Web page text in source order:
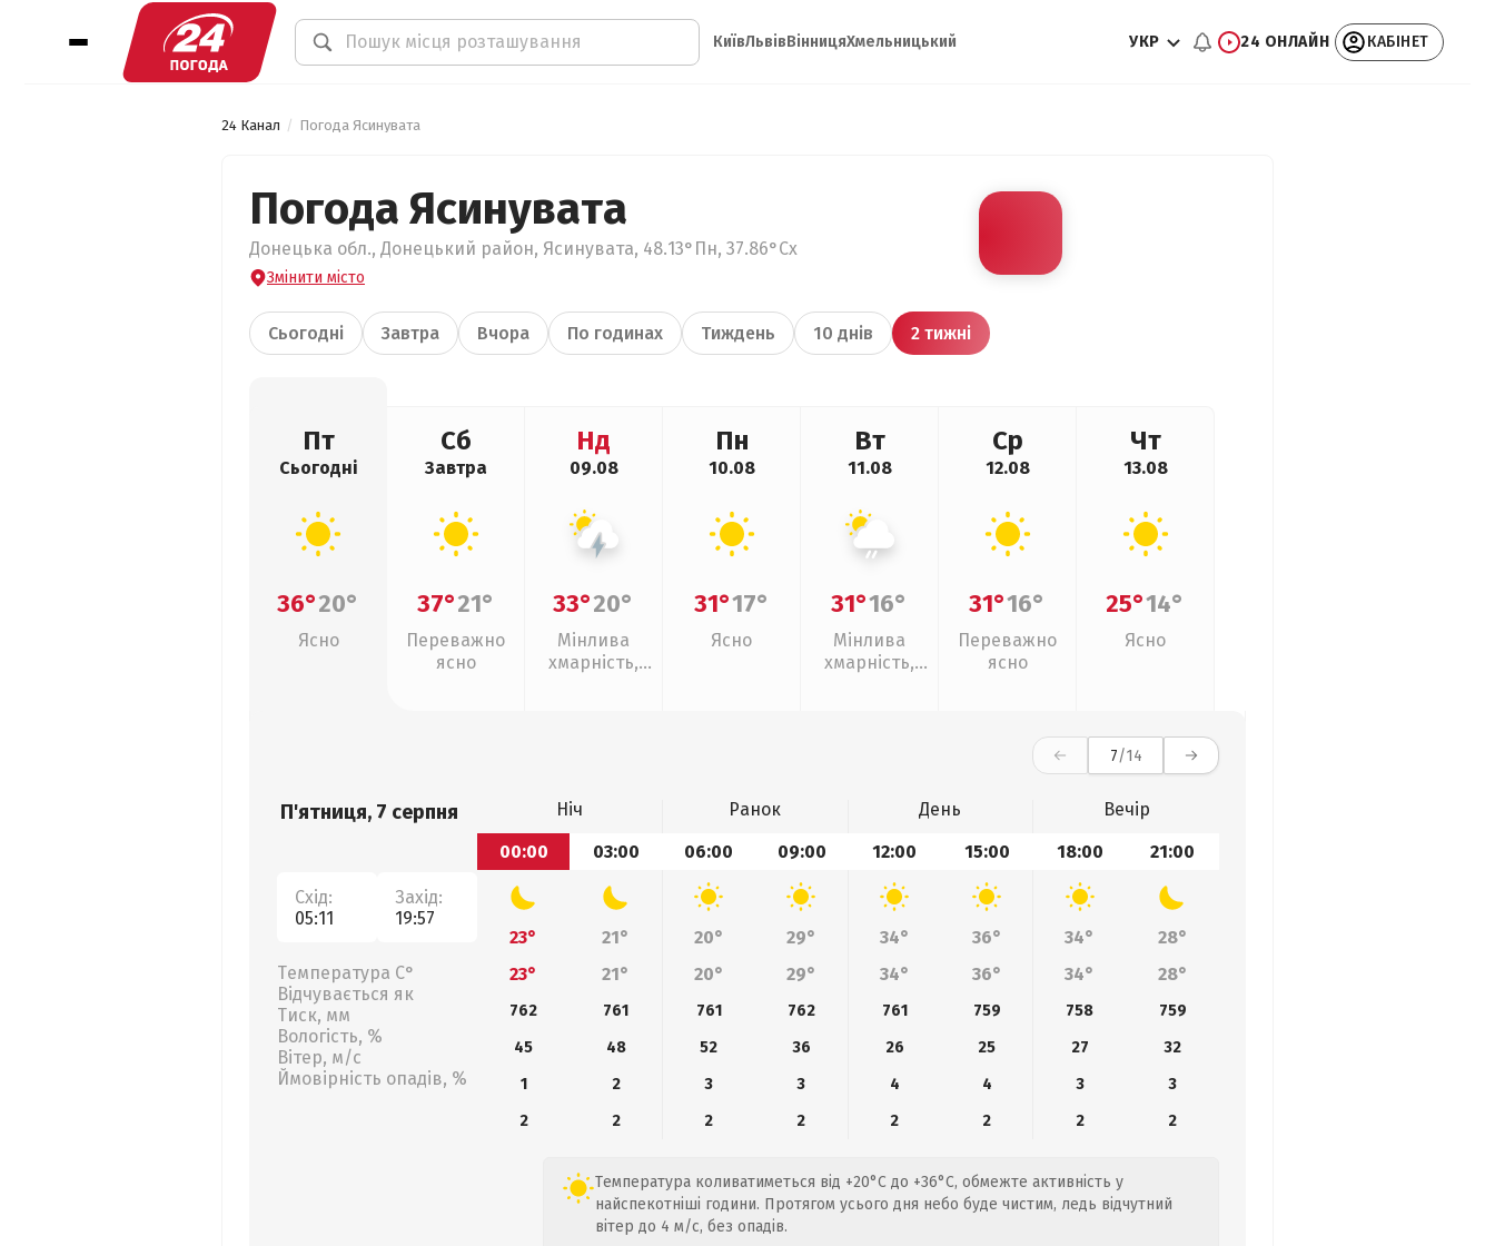
КиївЛьвівВінницяХмельницький УКР 24 ОНЛАЙН КАБІНЕТ
24 Канал Погода Ясинувата
Погода Ясинувата
Донецька обл., Донецький район, Ясинувата, 48.13°Пн, 37.86°Сх
Змінити місто
Сьогодні Завтра Вчора По годинах Тиждень 10 днів 2 тижні
Пт
Сьогодні
36°20°
Ясно
Сб
Завтра
37°21°
Переважно
ясно
Нд
09.08
33°20°
Мінлива
хмарність,
Пн
10.08
31°17°
Ясно
Вт
11.08
31°16°
Мінлива
хмарність,
Ср
12.08
31°16°
Переважно
ясно
Чт
13.08
25°14°
Ясно
7/14
П'ятниця, 7 серпня
Схід:
05:11
Захід:
19:57
Температура С°
Відчувається як
Тиск, мм
Вологість, %
Вітер, м/с
Ймовірність опадів, %
Ніч Ранок День
Вечір
00:00
03:00 06:00 09:00 12:00 15:00 18:00 21:00
23° 21° 20° 29° 34° 36° 34°
28°
23°
21° 20° 29° 34° 36° 34° 28°
762 761 761 762 761 759 758
759
45
48 52 36 26 25 27
32
1
2 3 3 4 4 3
3
2
2 2 2 2 2 2 2
Температура коливатиметься від +20°C до +36°C, обмежте активність у
найспекотніші години. Протягом усього дня небо буде чистим, ледь відчутний
вітер до 4 м/с, без опадів.